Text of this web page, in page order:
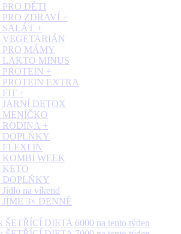
PRO DĚTI
PRO ZDRAVÍ +
SALÁT +
VEGETARIÁN
PRO MÁMY
LAKTO MINUS
PROTEIN +
PROTEIN EXTRA
FIT +
JARNÍ DETOX
MENÍČKO
RODINA +
DOPLŇKY
FLEXI IN
KOMBI WEEK
KETO
DOPLŇKY
Jídlo na víkend
JÍME 3× DENNĚ
ŠETŘÍCÍ DIETA 6000 na tento týden